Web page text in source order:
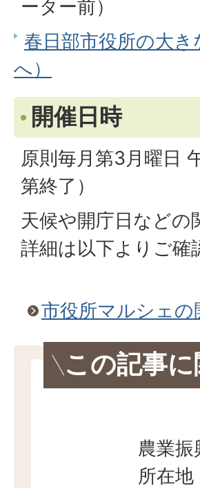
ーター前）
春日部市役所の大
へ）
開催日時
原則毎月第3月曜日
第終了）
天候や開庁日など
詳細は以下よりご確
市役所マルシェの
この記事
農業
所在